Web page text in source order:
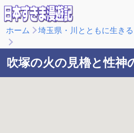
ホーム 埼玉県・川とともに生きる
吹塚の火の見櫓と性神